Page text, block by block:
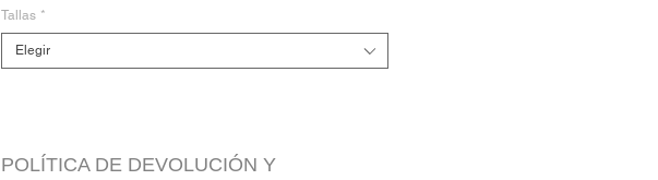
Tallas *
Elegir
POLÍTICA DE DEVOLUCIÓN Y